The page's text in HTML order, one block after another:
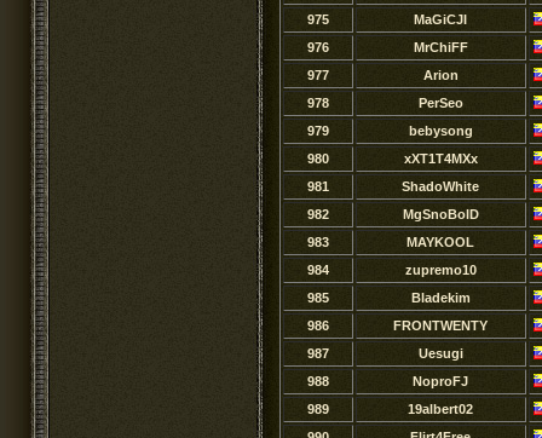
975
MaGiCJI
976
MrChiFF
977
Arion
978
PerSeo
979
bebysong
980
xXT1T4MXx
981
ShadoWhite
982
MgSnoBolD
983
MAYKOOL
984
zupremo10
985
Bladekim
986
FRONTWENTY
987
Uesugi
988
NoproFJ
989
19albert02